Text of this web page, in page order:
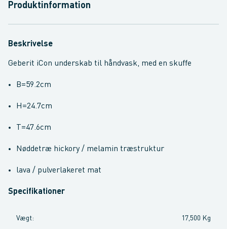
Produktinformation
Beskrivelse
Geberit iCon underskab til håndvask, med en skuffe
B=59.2cm
H=24.7cm
T=47.6cm
Nøddetræ hickory / melamin træstruktur
lava / pulverlakeret mat
Specifikationer
Vægt: 17,500 Kg